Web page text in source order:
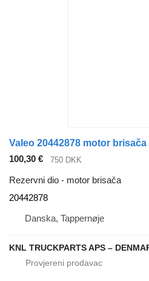
Valeo 20442878 motor
100,30 €
750 DKK
Rezervni dio - motor brisača
20442878
Danska, Tappernøje
KNL TRUCKPARTS APS –